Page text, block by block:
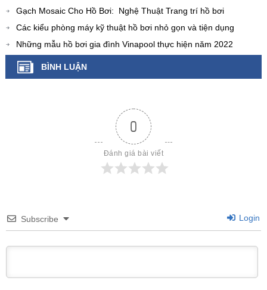
Gạch Mosaic Cho Hồ Bơi: Nghệ Thuật Trang trí hồ bơi
Các kiểu phòng máy kỹ thuật hồ bơi nhỏ gọn và tiện dụng
Những mẫu hồ bơi gia đình Vinapool thực hiện năm 2022
BÌNH LUẬN
0
Đánh giá bài viết
Subscribe Login